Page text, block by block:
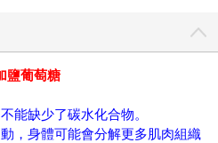
鹽葡萄糖
能缺少了碳水化合物。
，身體可能會分解更多肌肉組織